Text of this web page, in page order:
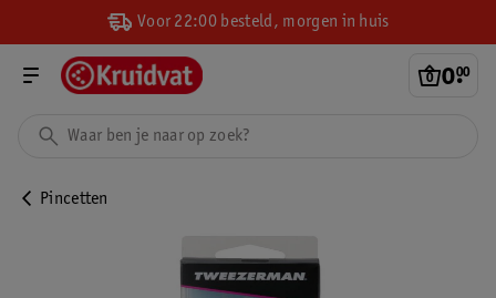
Voor 22:00 besteld, morgen in huis
0.
00
Pincetten